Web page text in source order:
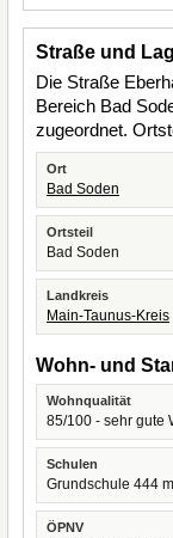
Straße und
Die Straße
Bereich Bad
zugeordnet.
Ort
Bad Soden
Ortsteil
Bad Soden
Landkreis
Main-Taunus-Kreis
Wohn- und
Wohnqualität
85/100 - sehr gute
Schulen
Grundschule 444
ÖPNV